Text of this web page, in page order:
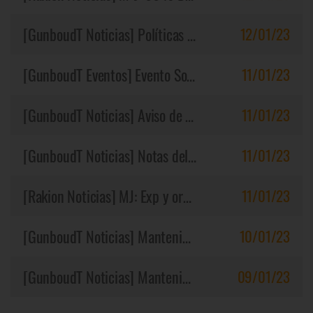
[GunboudT Noticias] Políticas de Reembolso 12/01/23
[GunboudT Eventos] Evento Sopa de Letras 11/01/23
[GunboudT Noticias] Aviso de sanciones 11/01/23
[GunboudT Noticias] Notas del Parche 11/01/2023 (UTC) 11/01/23
[Rakion Noticias] MJ: Exp y oro x2 / Creature soul / 60% Dsct 11/01/23
[GunboudT Noticias] Mantenimiento Finalizado 10/01/2023 (UTC) 10/01/23
[GunboudT Noticias] Mantenimiento 10/01/2023 - 02:00 (UTC) 09/01/23